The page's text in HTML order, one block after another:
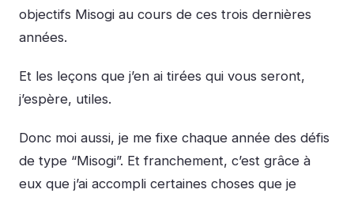
objectifs Misogi au cours de ces trois dernières
années.
Et les leçons que j’en ai tirées qui vous seront,
j’espère, utiles.
Donc moi aussi, je me fixe chaque année des défis
de type “Misogi”. Et franchement, c’est grâce à
eux que j’ai accompli certaines choses que je